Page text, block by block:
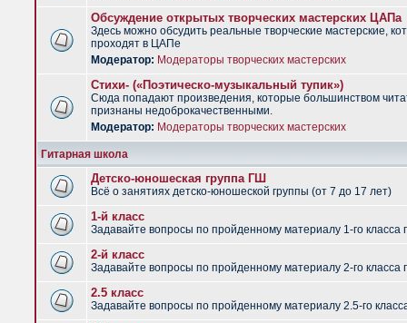
Обсуждение открытых творческих мастерских ЦАПа
Здесь можно обсудить реальные творческие мастерские,
проходят в ЦАПе
Модератор: Модераторы творческих мастерских
Стихи- («Поэтическо-музыкальный тупик»)
Сюда попадают произведения, которые большинством
признаны недоброкачественными.
Модератор: Модераторы творческих мастерских
Гитарная школа
Детско-юношеская группа ГШ
Всё о занятиях детско-юношеской группы (от 7 до 17 лет)
1-й класс
Задавайте вопросы по пройденному материалу 1-го класса
2-й класс
Задавайте вопросы по пройденному материалу 2-го класса
2.5 класс
Задавайте вопросы по пройденному материалу 2.5-го